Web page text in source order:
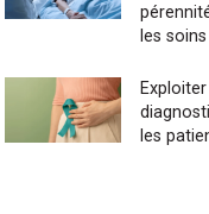
les
les